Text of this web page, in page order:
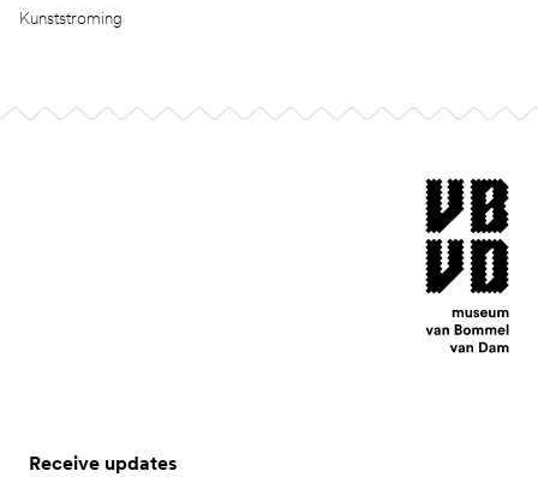
Kunststroming
museum van
Receive updates